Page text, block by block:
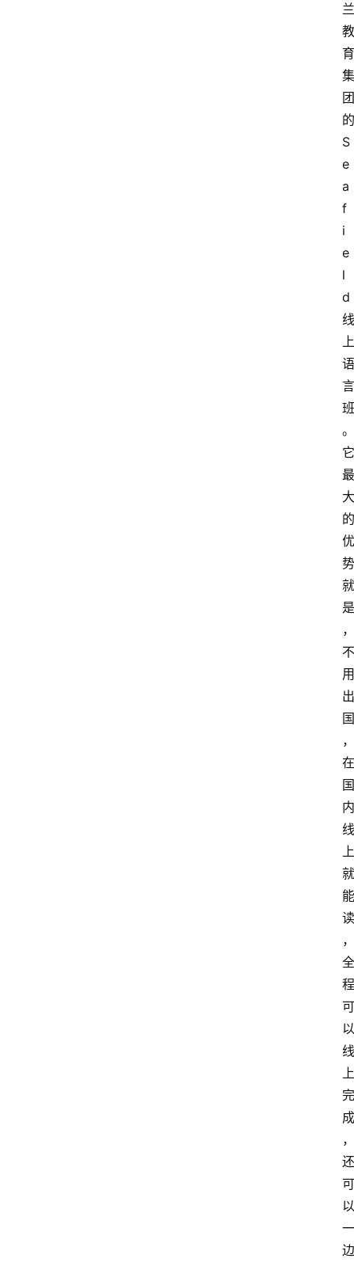
兰
教
育
集
团
的
S
e
a
f
i
e
l
d
线
上
语
言
班
。
它
最
大
的
优
势
就
是
，
不
用
出
国
，
在
国
内
线
上
就
能
读
，
全
程
可
以
线
上
完
成
，
还
可
以
一
边